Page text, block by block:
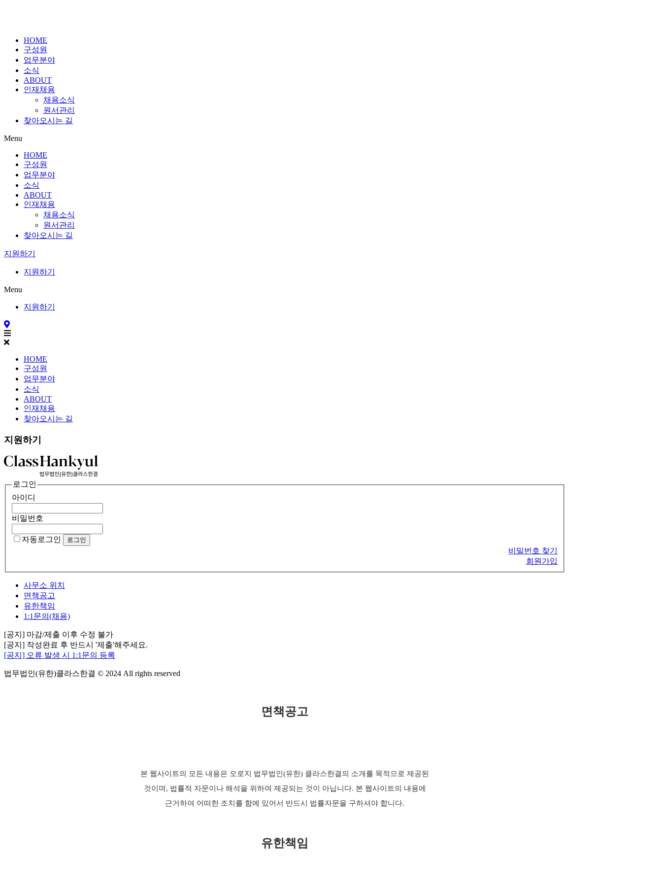
HOME
구성원
업무분야
소식
ABOUT
인재채용
채용소식
원서관리
찾아오시는 길
Menu
HOME
구성원
업무분야
소식
ABOUT
인재채용
채용소식
원서관리
찾아오시는 길
지원하기
지원하기
Menu
지원하기
HOME
구성원
업무분야
소식
ABOUT
인재채용
찾아오시는 길
지원하기
로그인
아이디
비밀번호
자동로그인
비밀번호 찾기
회원가입
사무소 위치
면책공고
유한책임
1:1문의(채용)
[공지] 마감/제출 이후 수정 불가
[공지] 작성완료 후 반드시 '제출'해주세요.
[공지] 오류 발생 시 1:1문의 등록
법무법인(유한)클라스한결 © 2024 All rights reserved
면책공고
본 웹사이트의 모든 내용은 오로지 법무법인(유한) 클라스한결의 소개를 목적으로 제공된
것이며, 법률적 자문이나 해석을 위하여 제공되는 것이 아닙니다. 본 웹사이트의 내용에
근거하여 어떠한 조치를 함에 있어서 반드시 법률자문을 구하셔야 합니다.
유한책임